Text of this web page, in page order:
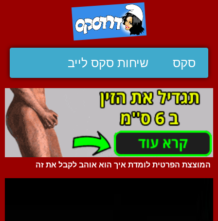
סקס שיחות סקס לייב
המוצצת הפרטית לומדת איך הוא אוהב לקבל את זה